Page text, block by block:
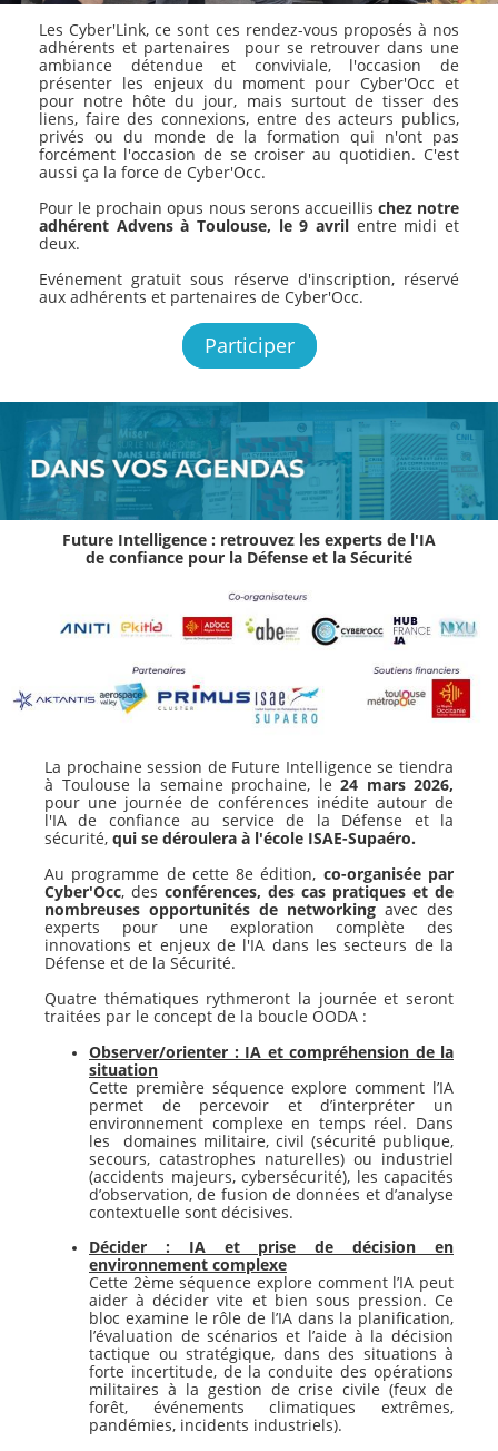
Les Cyber'Link, ce sont ces rendez-vous proposés à nos
adhérents et partenaires pour se retrouver dans une
ambiance détendue et conviviale, l'occasion de
présenter les enjeux du moment pour Cyber'Occ et
pour notre hôte du jour, mais surtout de tisser des
liens, faire des connexions, entre des acteurs publics,
privés ou du monde de la formation qui n'ont pas
forcément l'occasion de se croiser au quotidien. C'est
aussi ça la force de Cyber'Occ.
Pour le prochain opus nous serons accueillis chez notre
adhérent Advens à Toulouse, le 9 avril entre midi et
deux.
Evénement gratuit sous réserve d'inscription, réservé
aux adhérents et partenaires de Cyber'Occ.
Participer
Future Intelligence : retrouvez les experts de l'IA
de confiance pour la Défense et la Sécurité
La prochaine session de Future Intelligence se tiendra
à Toulouse la semaine prochaine, le 24 mars2026,
pour une journée de conférences inédite autour de
l'IA de confiance au service de la Défense et la
sécurité, qui se déroulera à l'école ISAE-Supaéro.
Au programme de cette 8e édition, co-organisée par
Cyber'Occ, des conférences, des cas pratiques et de
nombreuses opportunités de networking avec des
experts pour une exploration complète des
innovations et enjeux de l'IA dans les secteurs de la
Défense et de la Sécurité.
Quatre thématiques rythmeront la journée et seront
traitées par le concept de la boucle OODA :
Observer/orienter : IA et compréhension de la
situation
Cette première séquence explore comment l’IA
permet de percevoir et d’interpréter un
environnement complexe en temps réel. Dans
les domaines militaire, civil (sécurité publique,
secours, catastrophes naturelles) ou industriel
(accidents majeurs, cybersécurité), les capacités
d’observation, de fusion de données et d’analyse
contextuelle sont décisives.
Décider : IA et prise de décision en
environnement complexe
Cette 2ème séquence explore comment l’IA peut
aider à décider vite et bien sous pression. Ce
bloc examine le rôle de l’IA dans la planification,
l’évaluation de scénarios et l’aide à la décision
tactique ou stratégique, dans des situations à
forte incertitude, de la conduite des opérations
militaires à la gestion de crise civile (feux de
forêt, événements climatiques extrêmes,
pandémies, incidents industriels).